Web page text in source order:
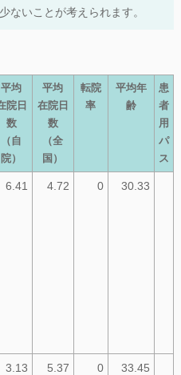
ないことが考えられます。
平均
院日
数
（自
院）
平均
在院日
数
（全
国）
転院
率
平均年
齢
患
者
用
パ
ス
6.41 4.72 0 30.33
3.13 5.37 0 33.45